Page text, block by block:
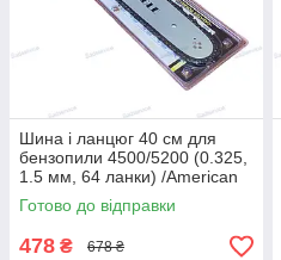
Шина і ланцюг 40 см для
бензопили 4500/5200 (0.325,
1.5 мм, 64 ланки) /American
Eagle
Готово до відправки
478 ₴ 678 ₴